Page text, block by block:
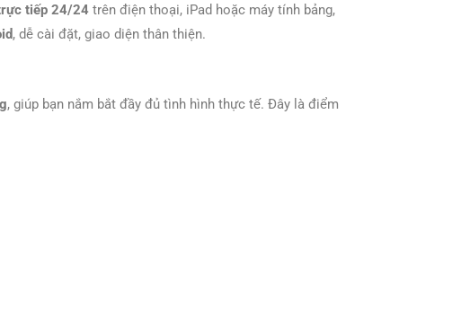
tiếp 24/24 trên điện thoại, iPad hoặc máy tính bảng,
, dễ cài đặt, giao diện thân thiện.
, giúp bạn nắm bắt đầy đủ tình hình thực tế. Đây là điểm